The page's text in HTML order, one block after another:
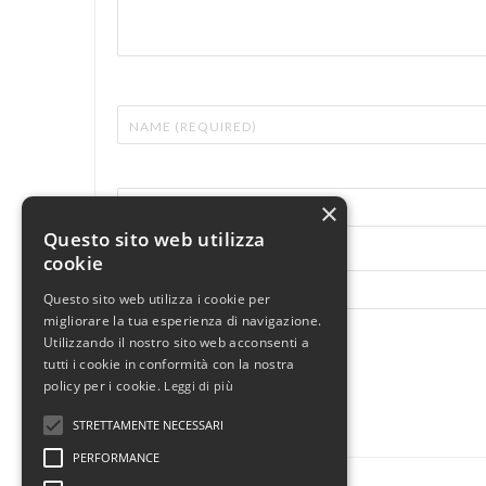
×
Questo sito web utilizza
cookie
Questo sito web utilizza i cookie per
migliorare la tua esperienza di navigazione.
Utilizzando il nostro sito web acconsenti a
tutti i cookie in conformità con la nostra
policy per i cookie. Leggi di più
STRETTAMENTE NECESSARI
PERFORMANCE